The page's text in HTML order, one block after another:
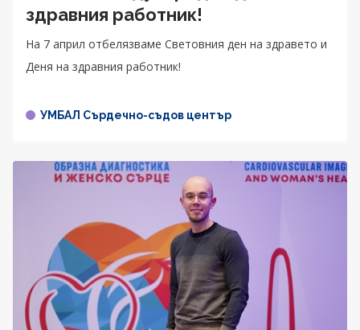
здравния работник!
На 7 април отбелязваме Световния ден на здравето и
Деня на здравния работник!
УМБАЛ Сърдечно-съдов център